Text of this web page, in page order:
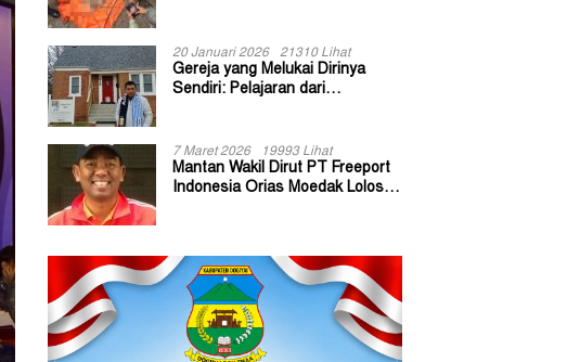
20 Januari 2026 21310 Lihat
Gereja yang Melukai Dirinya
Sendiri: Pelajaran dari
7 Maret 2026 19993 Lihat
Mantan Wakil Dirut PT Freeport
Indonesia Orias Moedak Lolos